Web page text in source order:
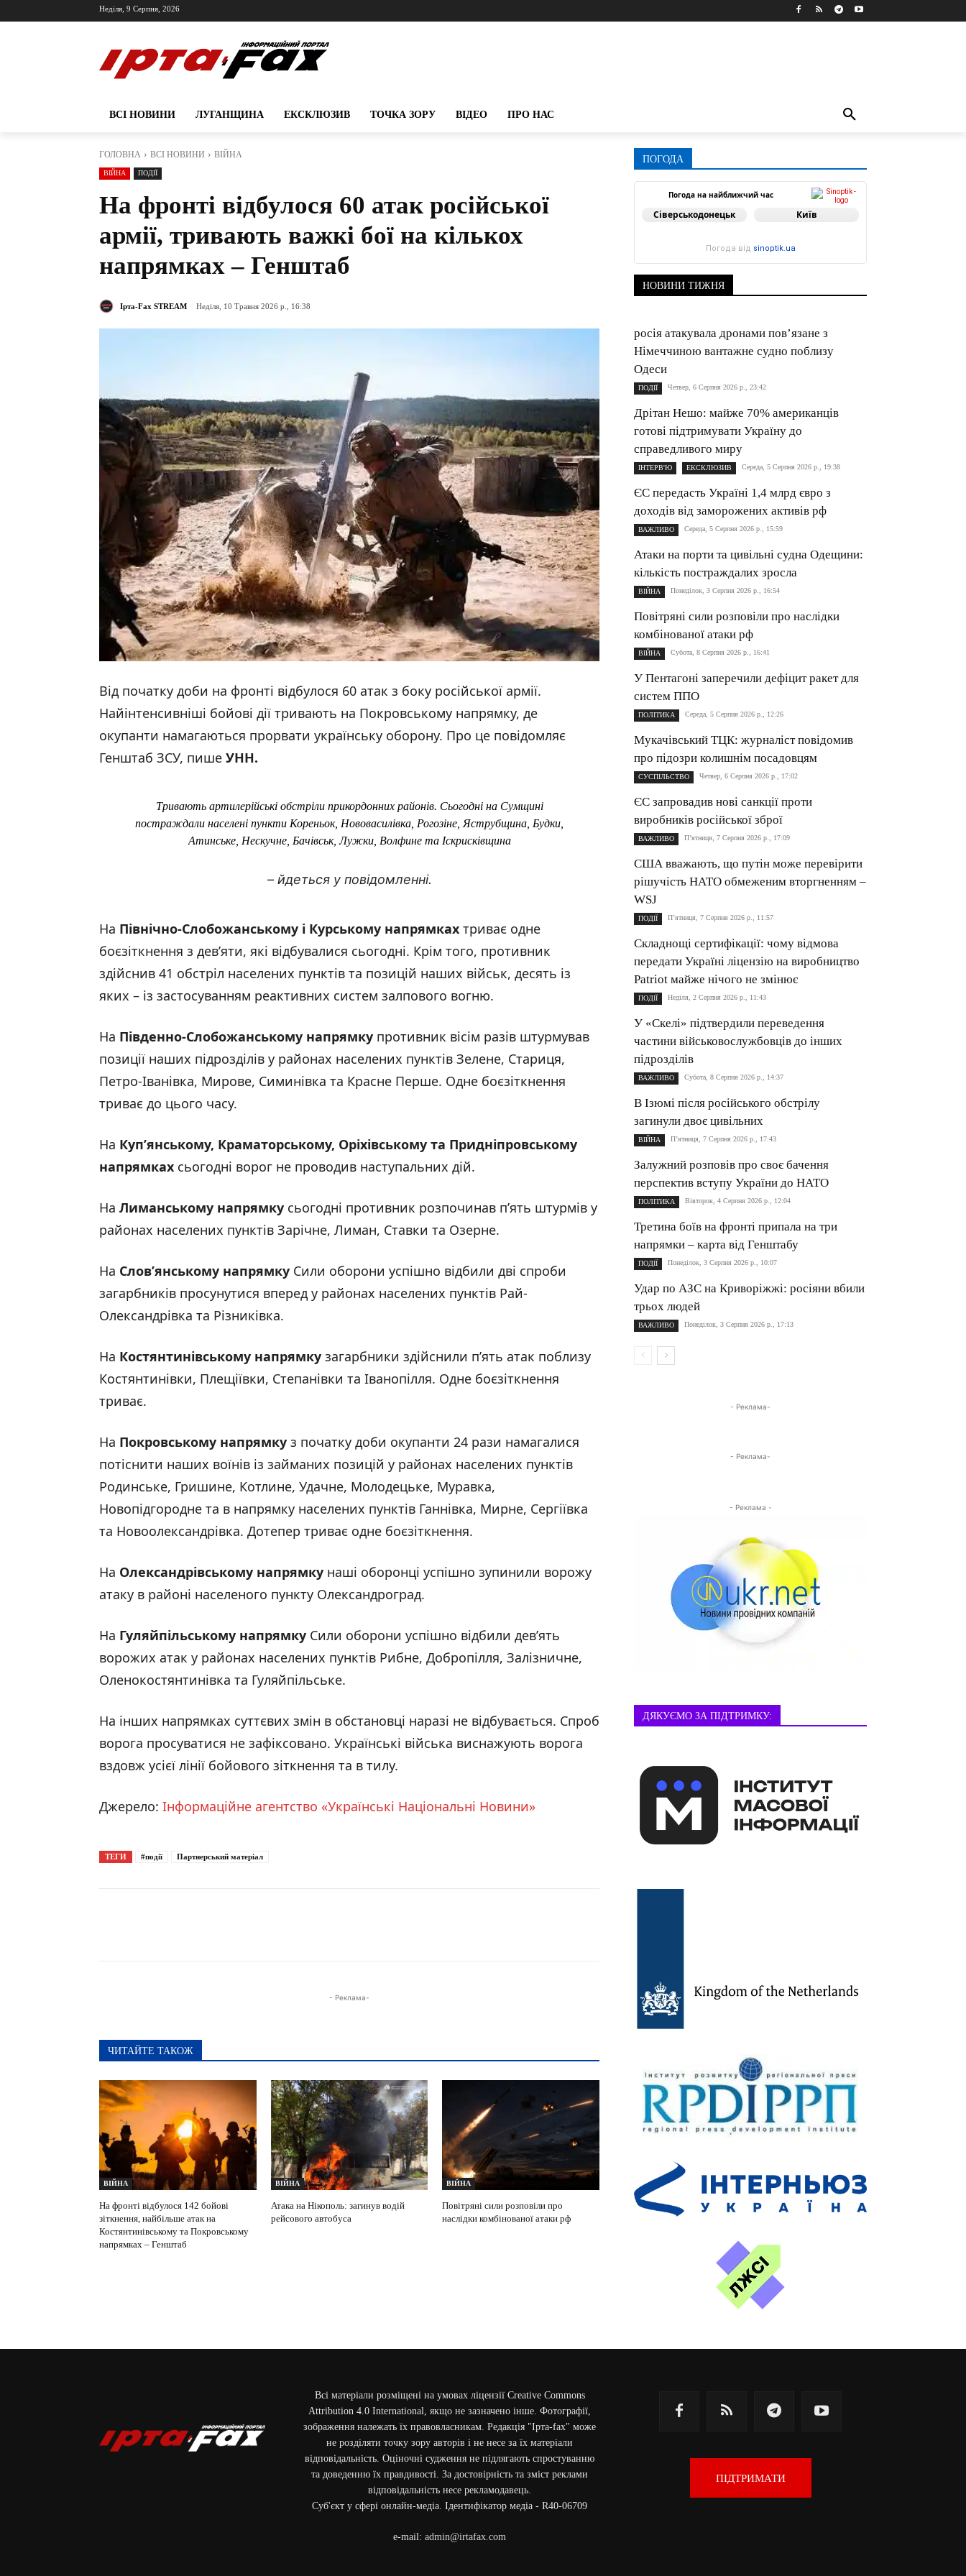
Неділя, 9 Серпня, 2026
ВСІ НОВИНИ ЛУГАНЩИНА ЕКСКЛЮЗИВ ТОЧКА ЗОРУ ВІДЕО ПРО НАС
ГОЛОВНА ВСІ НОВИНИ ВІЙНА
ВІЙНА ПОДІЇ
На фронті відбулося 60 атак російської
армії, тривають важкі бої на кількох
напрямках – Генштаб
Ірта-Fax STREAM Неділя, 10 Травня 2026 р., 16:38
Від початку доби на фронті відбулося 60 атак з боку російської армії.
Найінтенсивніші бойові дії тривають на Покровському напрямку, де
окупанти намагаються прорвати українську оборону. Про це повідомляє
Генштаб ЗСУ, пише УНН.
Тривають артилерійські обстріли прикордонних районів. Сьогодні на Сумщині
постраждали населені пункти Кореньок, Нововасилівка, Рогозіне, Яструбщина, Будки,
Атинське, Нескучне, Бачівськ, Лужки, Волфине та Іскрисківщина
– йдеться у повідомленні.
На Північно-Слобожанському і Курському напрямках триває одне
боєзіткнення з дев’яти, які відбувалися сьогодні. Крім того, противник
здійснив 41 обстріл населених пунктів та позицій наших військ, десять із
яких – із застосуванням реактивних систем залпового вогню.
На Південно-Слобожанському напрямку противник вісім разів штурмував
позиції наших підрозділів у районах населених пунктів Зелене, Стариця,
Петро-Іванівка, Мирове, Симинівка та Красне Перше. Одне боєзіткнення
триває до цього часу.
На Куп’янському, Краматорському, Оріхівському та Придніпровському
напрямках сьогодні ворог не проводив наступальних дій.
На Лиманському напрямку сьогодні противник розпочинав п’ять штурмів у
районах населених пунктів Зарічне, Лиман, Ставки та Озерне.
На Слов’янському напрямку Сили оборони успішно відбили дві спроби
загарбників просунутися вперед у районах населених пунктів Рай-
Олександрівка та Різниківка.
На Костянтинівському напрямку загарбники здійснили п’ять атак поблизу
Костянтинівки, Плещіївки, Степанівки та Іванопілля. Одне боєзіткнення
триває.
На Покровському напрямку з початку доби окупанти 24 рази намагалися
потіснити наших воїнів із займаних позицій у районах населених пунктів
Родинське, Гришине, Котлине, Удачне, Молодецьке, Муравка,
Новопідгородне та в напрямку населених пунктів Ганнівка, Мирне, Сергіївка
та Новоолександрівка. Дотепер триває одне боєзіткнення.
На Олександрівському напрямку наші оборонці успішно зупинили ворожу
атаку в районі населеного пункту Олександроград.
На Гуляйпільському напрямку Сили оборони успішно відбили дев’ять
ворожих атак у районах населених пунктів Рибне, Добропілля, Залізничне,
Оленокостянтинівка та Гуляйпільське.
На інших напрямках суттєвих змін в обстановці наразі не відбувається. Спроб
ворога просуватися не зафіксовано. Українські війська виснажують ворога
вздовж усієї лінії бойового зіткнення та в тилу.
Джерело: Інформаційне агентство «Українські Національні Новини»
ТЕГИ #події Партнерський матеріал
- Реклама-
ЧИТАЙТЕ ТАКОЖ
ВІЙНА
На фронті відбулося 142 бойові
зіткнення, найбільше атак на
Костянтинівському та Покровському
напрямках – Генштаб
ВІЙНА
Атака на Нікополь: загинув водій
рейсового автобуса
ВІЙНА
Повітряні сили розповіли про
наслідки комбінованої атаки рф
ПОГОДА
Погода на найближчий час
Сіверськодонецьк Київ
Погода від sinoptik.ua
НОВИНИ ТИЖНЯ
росія атакувала дронами пов’язане з
Німеччиною вантажне судно поблизу
Одеси
ПОДІЇ Четвер, 6 Серпня 2026 р., 23:42
Дрітан Нешо: майже 70% американців
готові підтримувати Україну до
справедливого миру
ІНТЕРВ'Ю ЕКСКЛЮЗИВ Середа, 5 Серпня 2026 р., 19:38
ЄС передасть Україні 1,4 млрд євро з
доходів від заморожених активів рф
ВАЖЛИВО Середа, 5 Серпня 2026 р., 15:59
Атаки на порти та цивільні судна Одещини:
кількість постраждалих зросла
ВІЙНА Понеділок, 3 Серпня 2026 р., 16:54
Повітряні сили розповіли про наслідки
комбінованої атаки рф
ВІЙНА Субота, 8 Серпня 2026 р., 16:41
У Пентагоні заперечили дефіцит ракет для
систем ППО
ПОЛІТИКА Середа, 5 Серпня 2026 р., 12:26
Мукачівський ТЦК: журналіст повідомив
про підозри колишнім посадовцям
СУСПІЛЬСТВО Четвер, 6 Серпня 2026 р., 17:02
ЄС запровадив нові санкції проти
виробників російської зброї
ВАЖЛИВО П’ятниця, 7 Серпня 2026 р., 17:09
США вважають, що путін може перевірити
рішучість НАТО обмеженим вторгненням –
WSJ
ПОДІЇ П’ятниця, 7 Серпня 2026 р., 11:57
Складнощі сертифікації: чому відмова
передати Україні ліцензію на виробництво
Patriot майже нічого не змінює
ПОДІЇ Неділя, 2 Серпня 2026 р., 11:43
У «Скелі» підтвердили переведення
частини військовослужбовців до інших
підрозділів
ВАЖЛИВО Субота, 8 Серпня 2026 р., 14:37
В Ізюмі після російського обстрілу
загинули двоє цивільних
ВІЙНА П’ятниця, 7 Серпня 2026 р., 17:43
Залужний розповів про своє бачення
перспектив вступу України до НАТО
ПОЛІТИКА Вівторок, 4 Серпня 2026 р., 12:04
Третина боїв на фронті припала на три
напрямки – карта від Генштабу
ПОДІЇ Понеділок, 3 Серпня 2026 р., 10:07
Удар по АЗС на Криворіжжі: росіяни вбили
трьох людей
ВАЖЛИВО Понеділок, 3 Серпня 2026 р., 17:13
- Реклама-
- Реклама-
- Реклама -
ДЯКУЄМО ЗА ПІДТРИМКУ:
Всі матеріали розміщені на умовах ліцензії Creative Commons
Attribution 4.0 International, якщо не зазначено інше. Фотографії,
зображення належать їх правовласникам. Редакція "Ірта-fax" може
не розділяти точку зору авторів і не несе за їх матеріали
відповідальність. Оціночні судження не підлягають спростуванню
та доведенню їх правдивості. За достовірність та зміст реклами
відповідальність несе рекламодавець.
Cуб'єкт у сфері онлайн-медіа. Ідентифікатор медіа - R40-06709
e-mail: admin@irtafax.com
ПІДТРИМАТИ